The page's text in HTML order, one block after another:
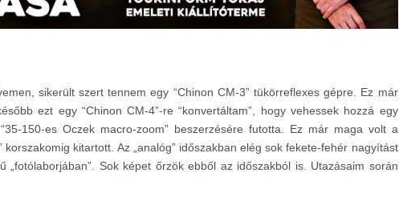
sikerült szert tennem egy “Chinon CM-3” tükörreflexes gépre. Ez már
ezt egy “Chinon CM-4”-re “konvertáltam”, hogy vehessek hozzá egy
150-es Oczek macro-zoom” beszerzésére futotta. Ez már maga volt a
korszakomig kitartott. Az „analóg” időszakban elég sok fekete-fehér nagyítást
Sok képet őrzök ebből az időszakból is. Utazásaim során